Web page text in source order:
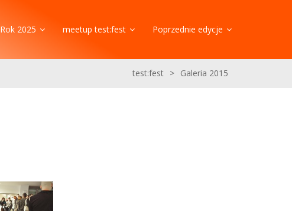
Rok 2025 meetup test:fest Poprzednie edycje
test:fest > Galeria 2015